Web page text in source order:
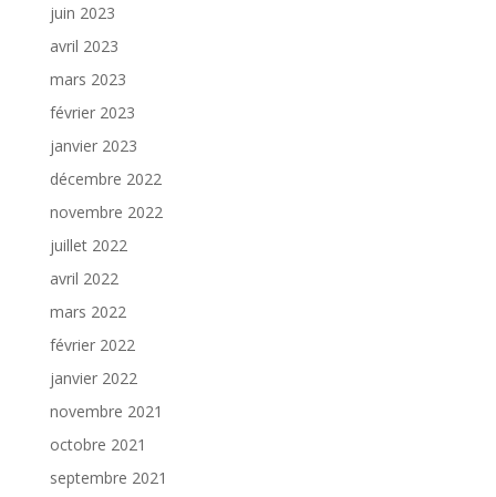
juin 2023
avril 2023
mars 2023
février 2023
janvier 2023
décembre 2022
novembre 2022
juillet 2022
avril 2022
mars 2022
février 2022
janvier 2022
novembre 2021
octobre 2021
septembre 2021